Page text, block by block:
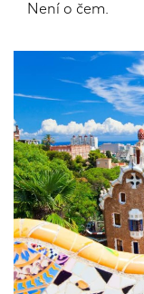
Není o čem.